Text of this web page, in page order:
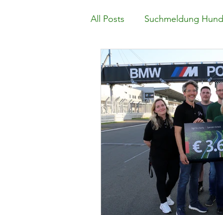
All Posts Suchmeldung Hund
Suchmeldung sonstige
Einsatzbericht Suchhunde